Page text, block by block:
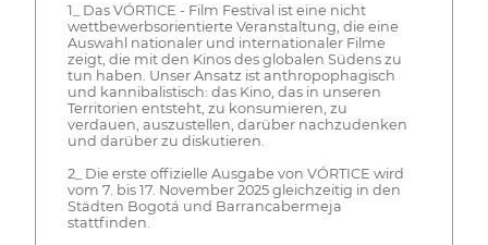
1_ Das VÓRTICE - Film Festival ist eine nicht
wettbewerbsorientierte Veranstaltung, die eine
Auswahl nationaler und internationaler Filme
zeigt, die mit den Kinos des globalen Südens zu
tun haben. Unser Ansatz ist anthropophagisch
und kannibalistisch: das Kino, das in unseren
Territorien entsteht, zu konsumieren, zu
verdauen, auszustellen, darüber nachzudenken
und darüber zu diskutieren.
2_ Die erste offizielle Ausgabe von VÓRTICE wird
vom 7. bis 17. November 2025 gleichzeitig in den
Städten Bogotá und Barrancabermeja
stattfinden.